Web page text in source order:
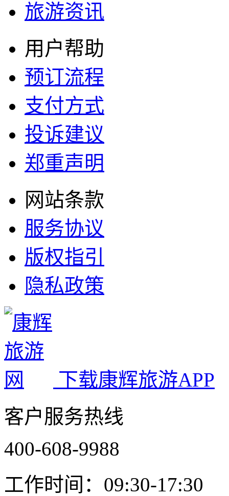
旅游资讯
用户帮助
预订流程
支付方式
投诉建议
郑重声明
网站条款
服务协议
版权指引
隐私政策
下载康辉旅游APP
客户服务热线
400-608-9988
工作时间：09:30-17:30